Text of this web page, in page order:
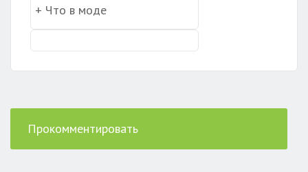
Прокомментировать